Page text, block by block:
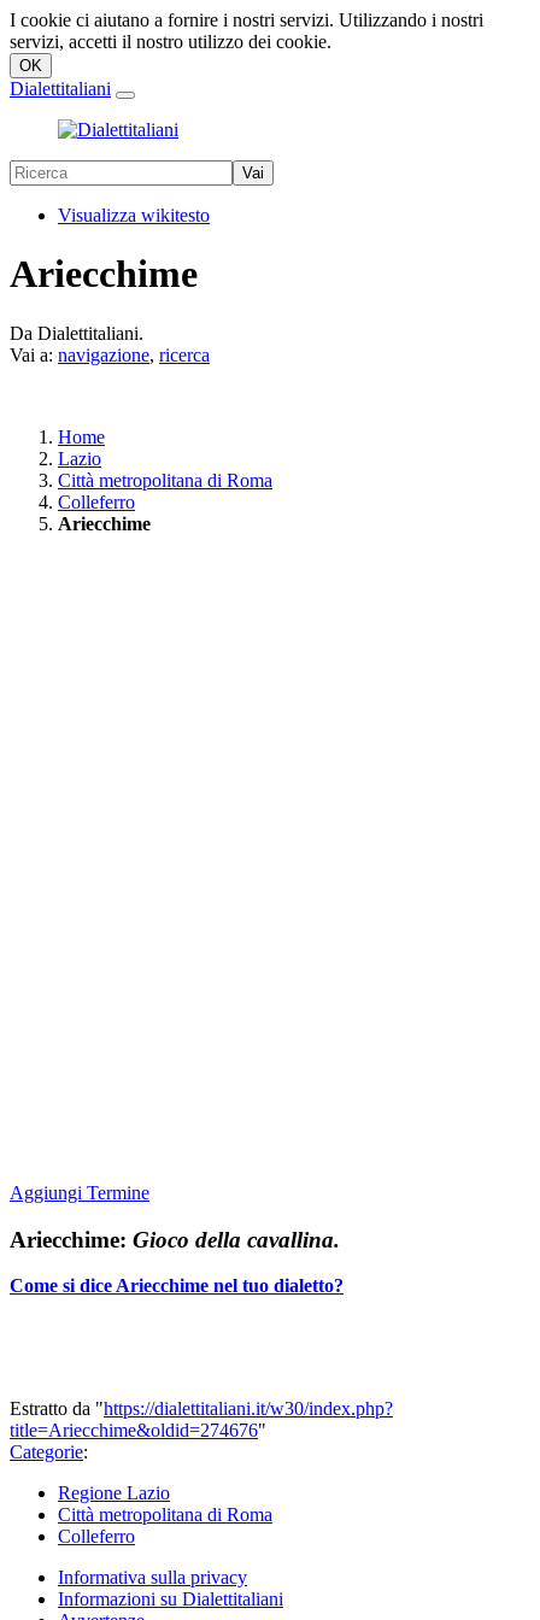
I cookie ci aiutano a fornire i nostri servizi. Utilizzando i nostri
servizi, accetti il nostro utilizzo dei cookie.
Dialettitaliani
Visualizza wikitesto
Ariecchime
Da Dialettitaliani.
Vai a: navigazione, ricerca
Home
Lazio
Città metropolitana di Roma
Colleferro
Ariecchime
Aggiungi Termine
Ariecchime: Gioco della cavallina.
Come si dice Ariecchime nel tuo dialetto?
Estratto da "https://dialettitaliani.it/w30/index.php?
title=Ariecchime&oldid=274676"
Categorie:
Regione Lazio
Città metropolitana di Roma
Colleferro
Informativa sulla privacy
Informazioni su Dialettitaliani